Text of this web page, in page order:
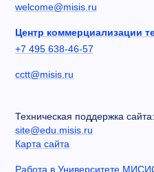
welcome@misis.ru
Центр коммерциализации
+7 495 638-46-57
cctt@misis.ru
Техническая поддержка сайта:
site@edu.misis.ru
Карта сайта
Работа в Университете